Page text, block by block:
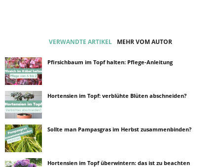
VERWANDTE ARTIKEL MEHR VOM AUTOR
Pfirsichbaum im Topf halten: Pflege-Anleitung
Hortensien im Topf: verblühte Blüten abschneiden?
Sollte man Pampasgras im Herbst zusammenbinden?
Hortensien im Topf überwintern: das ist zu beachten